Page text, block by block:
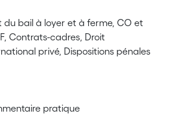
du bail à loyer et à ferme, CO et
Contrats-cadres, Droit
privé, Dispositions pénales
pratique